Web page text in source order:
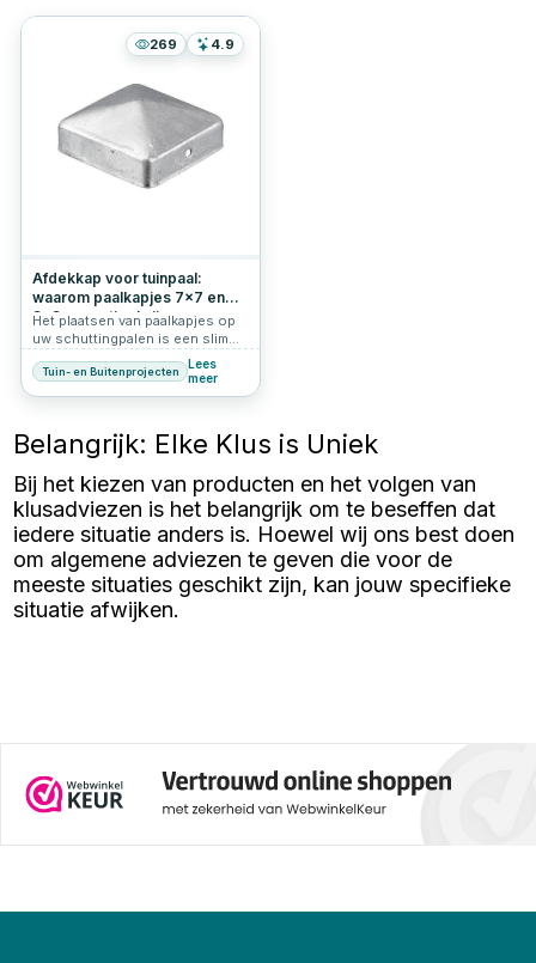
269 4.9
Afdekkap voor tuinpaal:
waarom paalkapjes 7x7 en
9x9 essentieel zijn
Het plaatsen van paalkapjes op
uw schuttingpalen is een slimme
bescherming als de uitstraling
van uw tuin. Of u nu kiest voor
accessoires bieden praktische
verzorgde look van uw
buitenruimte. Hieronder leest u
waarom paalkapjes verzinkt en
andere varianten essentieel zijn
voor uw schutting.
Tuin- en Buitenprojecten
Lees
meer
Belangrijk: Elke Klus is Uniek
Bij het kiezen van producten en het volgen van
klusadviezen is het belangrijk om te beseffen dat
iedere situatie anders is. Hoewel wij ons best doen
om algemene adviezen te geven die voor de
meeste situaties geschikt zijn, kan jouw specifieke
situatie afwijken.